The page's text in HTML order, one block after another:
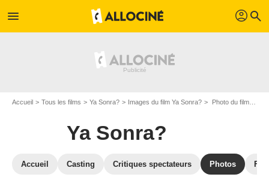
menu profil search
Accueil Tous les films Ya Sonra? Images du film Ya Sonra? Photo du film Ya Sonra? - Photo 2
Ya Sonra?
Accueil Casting Critiques spectateurs Photos